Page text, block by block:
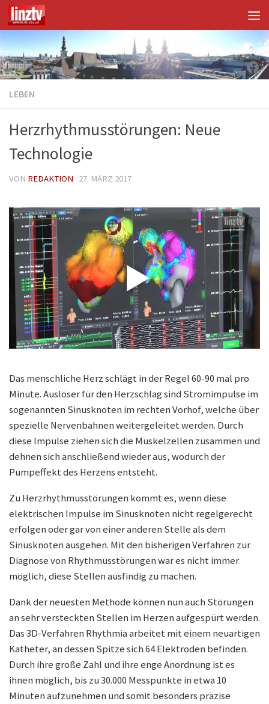
Unter dem Inhalt
LEBEN
Herzrhythmusstörungen: Neue
Technologie
VON REDAKTION · 27. MÄRZ 2017
Das menschliche Herz schlägt in der Regel 60-90 mal pro
Minute. Auslöser für den Herzschlag sind Stromimpulse im
sogenannten Sinusknoten im rechten Vorhof, welche über
spezielle Nervenbahnen weitergeleitet werden. Durch
diese Impulse ziehen sich die Muskelzellen zusammen und
dehnen sich anschließend wieder aus, wodurch der
Pumpeffekt des Herzens entsteht.
Zu Herzrhythmusstörungen kommt es, wenn diese
elektrischen Impulse im Sinusknoten nicht regelgerecht
erfolgen oder gar von einer anderen Stelle als dem
Sinusknoten ausgehen. Mit den bisherigen Verfahren zur
Diagnose von Rhythmusstörungen war es nicht immer
möglich, diese Stellen ausfindig zu machen.
Dank der neuesten Methode können nun auch Störungen
an sehr versteckten Stellen im Herzen aufgespürt werden.
Das 3D-Verfahren Rhythmia arbeitet mit einem neuartigen
Katheter, an dessen Spitze sich 64 Elektroden befinden.
Durch ihre große Zahl und ihre enge Anordnung ist es
ihnen möglich, bis zu 30.000 Messpunkte in etwa 10
Minuten aufzunehmen und somit besonders präzise